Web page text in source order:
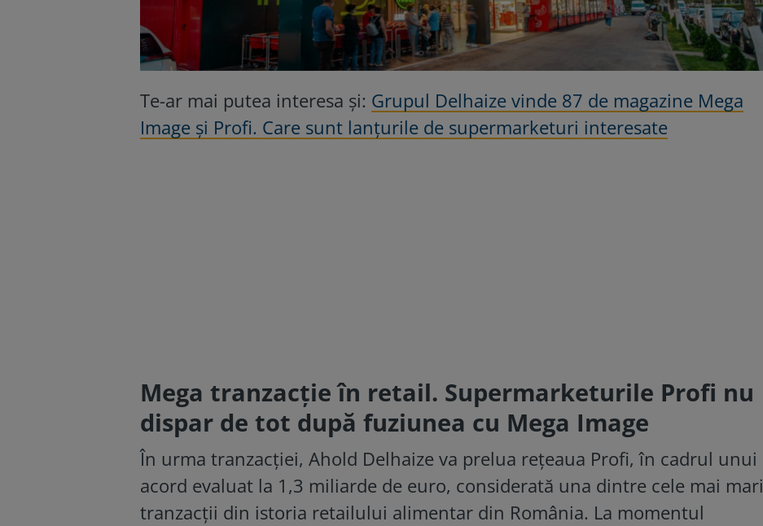
Te-ar mai putea interesa și: Grupul Delhaize vinde 87 de magazine Mega
Image și Profi. Care sunt lanțurile de supermarketuri interesate
Mega tranzacție în retail. Supermarketurile Profi nu
dispar de tot după fuziunea cu Mega Image
În urma tranzacției, Ahold Delhaize va prelua rețeaua Profi, în cadrul unui
acord evaluat la 1,3 miliarde de euro, considerată una dintre cele mai mari
tranzacții din istoria retailului alimentar din România. La momentul